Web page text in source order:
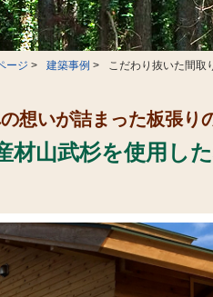
ージ 建築事例 こだわり抜いた間取
想いが詰まった板張り
山武杉を使用し